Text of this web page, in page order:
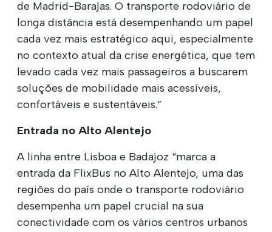
de Madrid-Barajas. O transporte rodoviário de
longa distância está desempenhando um papel
cada vez mais estratégico aqui, especialmente
no contexto atual da crise energética, que tem
levado cada vez mais passageiros a buscarem
soluções de mobilidade mais acessíveis,
confortáveis e sustentáveis.”
Entrada no Alto Alentejo
A linha entre Lisboa e Badajoz “marca a
entrada da FlixBus no Alto Alentejo, uma das
regiões do país onde o transporte rodoviário
desempenha um papel crucial na sua
conectividade com os vários centros urbanos